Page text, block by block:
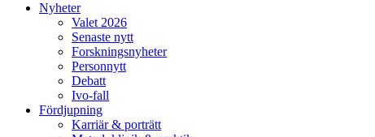
Nyheter
Valet 2026
Senaste nytt
Forskningsnyheter
Personnytt
Debatt
Ivo-fall
Fördjupning
Karriär & porträtt